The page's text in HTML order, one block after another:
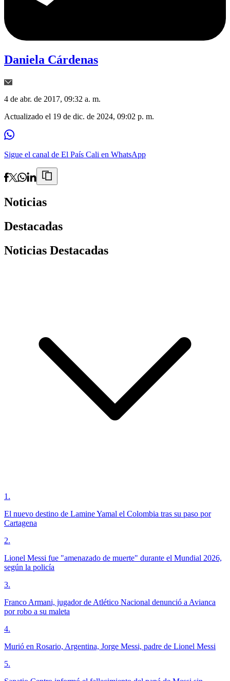
Daniela Cárdenas
4 de abr. de 2017, 09:32 a. m.
Actualizado el 19 de dic. de 2024, 09:02 p. m.
Sigue el canal de El País Cali en WhatsApp
Noticias
Destacadas
Noticias Destacadas
1 .
El nuevo destino de Lamine Yamal el Colombia tras su paso por
Cartagena
2.
Lionel Messi fue "amenazado de muerte" durante el Mundial 2026,
según la policía
3.
Franco Armani, jugador de Atlético Nacional denunció a Avianca
por robo a su maleta
4.
Murió en Rosario, Argentina, Jorge Messi, padre de Lionel Messi
5.